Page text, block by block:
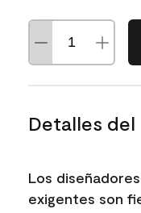
Detalles
Los
exigentes son